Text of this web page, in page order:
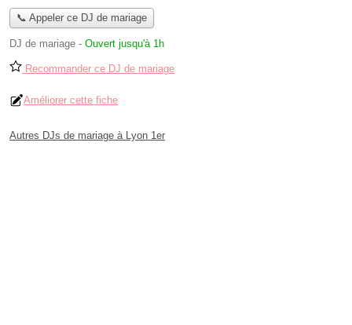
📞 Appeler ce DJ de mariage
DJ de mariage - Ouvert jusqu'à 1h
Recommander ce DJ de mariage
Améliorer cette fiche
Autres DJs de mariage à Lyon 1er